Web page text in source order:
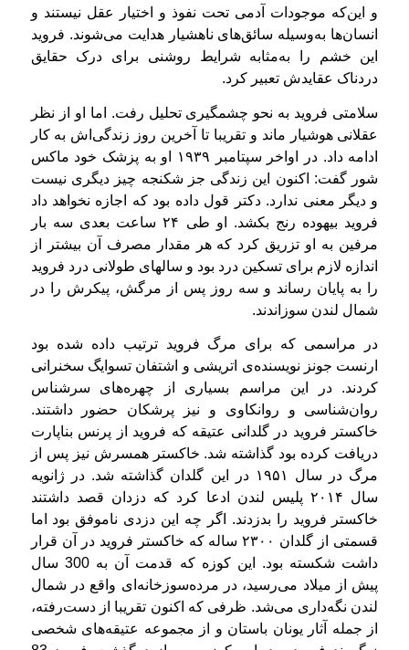
و این‌که موجودات آدمی تحت نفوذ و اختیار عقل نیستند و
انسان‌ها به‌وسیله سائق‌های ناهشیار هدایت می‌شوند. فروید
این خشم را به‌مثابه شرایط روشنی برای درک حقایق
دردناک عقایدش تعبیر کرد.
سلامتی فروید به نحو چشمگیری تحلیل رفت. اما او از نظر
عقلانی هوشیار ماند و تقریبا تا آخرین روز زندگی‌اش به کار
ادامه داد. در اواخر سپتامبر ۱۹۳۹ او به پزشک خود ماکس
شور گفت: اکنون این زندگی جز شکنجه چیز دیگری نیست
و دیگر معنی ندارد. دکتر قول داده بود که اجازه نخواهد داد
فروید بیهوده رنج بکشد. او طی ۲۴ ساعت بعدی سه بار
مرفین به او تزریق کرد که هر مقدار مصرف آن بیشتر از
اندازه لازم برای تسکین درد بود و سالهای طولانی درد فروید
را به پایان رساند و سه روز پس از مرگش، پیکرش را در
شمال لندن سوزاندند.
در مراسمی که برای مرگ فروید ترتیب داده شده بود
ارنست جونز نویسنده‌ی اتریشی و اشتفان تسوایگ سخنرانی
کردند. در این مراسم بسیاری از چهره‌های سرشناس
روان‌شناسی و روانکاوی و نیز پرشکان حضور داشتند.
خاکستر فروید در گلدانی عتیقه که فروید از پرنس بناپارت
دریافت کرده بود گذاشته شد. خاکستر همسرش نیز پس از
مرگ در سال ۱۹۵۱ در این گلدان گذاشته شد. در ژانویه
سال ۲۰۱۴ پلیس لندن ادعا کرد که دزدان قصد داشتند
خاکستر فروید را بدزدند. اگر چه این دزدی ناموفق بود اما
قسمتی از گلدان ۲۳۰۰ ساله که خاکستر فروید در آن قرار
داشت شکسته بود. این کوزه که قدمت آن به 300 سال
پیش از میلاد می‌رسید، در مرده‌سوزخانه‌ای واقع در شمال
لندن نگه‌داری می‌شد. ظرفی که اکنون تقریبا از دست‌رفته،
از جمله آثار یونان باستان و از مجموعه عتیقه‌های شخصی